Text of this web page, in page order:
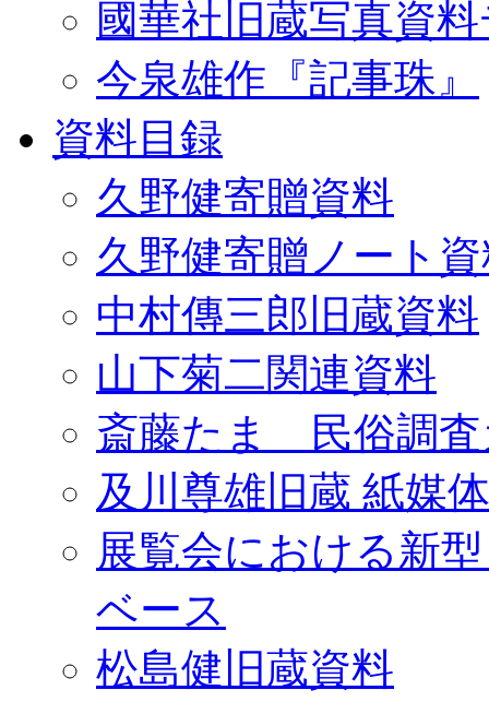
國華社旧蔵写真資
今泉雄作『記事珠』
資料目録
久野健寄贈資料
久野健寄贈ノート
中村傳三郎旧蔵資料
山下菊二関連資料
斎藤たま 民俗調査
及川尊雄旧蔵 紙媒
展覧会における新
ベース
松島健旧蔵資料